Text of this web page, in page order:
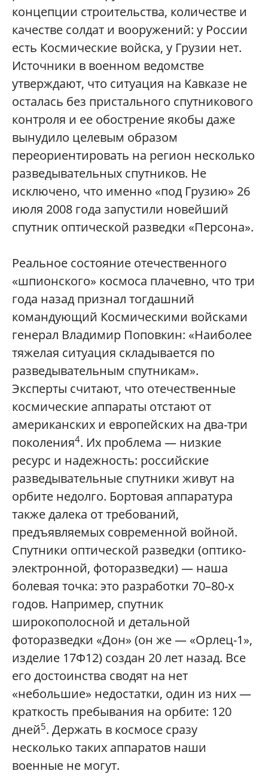
концепции строительства, количестве и
качестве солдат и вооружений: у России
есть Космические войска, у Грузии нет.
Источники в военном ведомстве
утверждают, что ситуация на Кавказе не
осталась без пристального спутникового
контроля и ее обострение якобы даже
вынудило целевым образом
переориентировать на регион несколько
разведывательных спутников. Не
исключено, что именно «под Грузию» 26
июля 2008 года запустили новейший
спутник оптической разведки «Персона».
Реальное состояние отечественного
«шпионского» космоса плачевно, что три
года назад признал тогдашний
командующий Космическими войсками
генерал Владимир Поповкин: «Наиболее
тяжелая ситуация складывается по
разведывательным спутникам».
Эксперты считают, что отечественные
космические аппараты отстают от
американских и европейских на два-три
поколения4. Их проблема — низкие
ресурс и надежность: российские
разведывательные спутники живут на
орбите недолго. Бортовая аппаратура
также далека от требований,
предъявляемых современной войной.
Спутники оптической разведки (оптико-
электронной, фоторазведки) — наша
болевая точка: это разработки 70–80-х
годов. Например, спутник
широкополосной и детальной
фоторазведки «Дон» (он же — «Орлец-1»,
изделие 17Ф12) создан 20 лет назад. Все
его достоинства сводят на нет
«небольшие» недостатки, один из них —
краткость пребывания на орбите: 120
дней5. Держать в космосе сразу
несколько таких аппаратов наши
военные не могут.